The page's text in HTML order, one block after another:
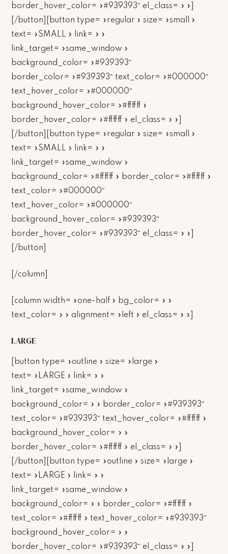
border_hover_color= »#939393″ el_class= » »]
[/button][button type= »regular » size= »small »
text= »SMALL » link= » »
link_target= »same_window »
background_color= »#939393″
border_color= »#939393″ text_color= »#000000″
text_hover_color= »#000000″
background_hover_color= »#ffffff »
border_hover_color= »#ffffff » el_class= » »]
[/button][button type= »regular » size= »small »
text= »SMALL » link= » »
link_target= »same_window »
background_color= »#ffffff » border_color= »#ffffff »
text_color= »#000000″
text_hover_color= »#000000″
background_hover_color= »#939393″
border_hover_color= »#939393″ el_class= » »]
[/button]
[/column]
[column width= »one-half » bg_color= » »
text_color= » » alignment= »left » el_class= » »]
LARGE
[button type= »outline » size= »large »
text= »LARGE » link= » »
link_target= »same_window »
background_color= » » border_color= »#939393″
text_color= »#939393″ text_hover_color= »#ffffff »
background_hover_color= » »
border_hover_color= »#ffffff » el_class= » »]
[/button][button type= »outline » size= »large »
text= »LARGE » link= » »
link_target= »same_window »
background_color= » » border_color= »#ffffff »
text_color= »#ffffff » text_hover_color= »#939393″
background_hover_color= » »
border_hover_color= »#939393″ el_class= » »]